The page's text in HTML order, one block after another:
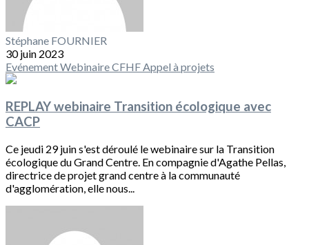
Stéphane FOURNIER
30 juin 2023
EvénementWebinaire CFHF Appel à projets
REPLAY webinaire Transition écologique avec
CACP
Ce jeudi 29 juin s'est déroulé le webinaire sur la Transition
écologique du Grand Centre. En compagnie d'Agathe Pellas,
directrice de projet grand centre à la communauté
d'agglomération, elle nous...